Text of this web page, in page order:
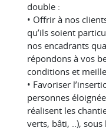
double :
• Offrir à nos
qu’ils soient
nos encadrants
répondons à vos
conditions et
• Favoriser
personnes
réalisent les
verts, bâti, ..),